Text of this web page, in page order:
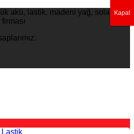
akü, lastik, madeni yağ, solar
Lastik
Kapat